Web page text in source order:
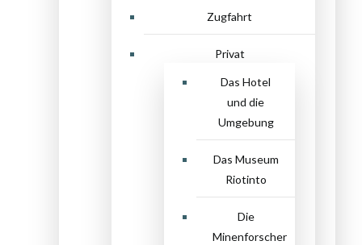
Zugfahrt
Privat
Das Hotel
und die
Umgebung
Das Museum
Riotinto
Die
Minenforscher